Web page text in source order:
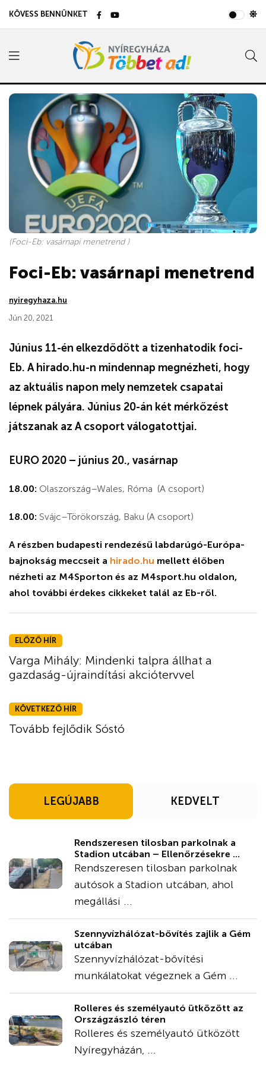
KÖVESS BENNÜNKET
(Foci-Eb: vasárnapi menetrend )
Foci-Eb: vasárnapi menetrend
nyiregyhaza.hu
Jún 20, 2021
Június 11-én elkezdődött a tizenhatodik foci-
Eb. A hirado.hu-n mindennap megnézheti, hogy
az aktuális napon mely nemzetek csapatai
lépnek pályára. Június 20-án két mérkőzést
játszanak az A csoport válogatottjai.
EURO 2020 – június 20., vasárnap
18.00: Olaszország–Wales, Róma (A csoport)
18.00: Svájc–Törökország, Baku (A csoport)
A részben budapesti rendezésű labdarúgó-Európa-
bajnokság meccseit a hirado.hu mellett élőben
nézheti az M4Sporton és az M4sport.hu oldalon,
ahol további érdekes cikkeket talál az Eb-ről.
ELŐZŐ HÍR
Varga Mihály: Mindenki talpra állhat a
gazdaság-újraindítási akciótervvel
KÖVETKEZŐ HÍR
Tovább fejlődik Sóstó
LEGÚJABB KEDVELT
Rendszeresen tilosban parkolnak a
Stadion utcában – Ellenőrzésekre ...
Rendszeresen tilosban parkolnak
autósok a Stadion utcában, ahol
megállási ...
Szennyvízhálózat-bővítés zajlik a Gém
utcában
Szennyvízhálózat-bővítési
munkálatokat végeznek a Gém ...
Rolleres és személyautó ütközött az
Országzászló téren
Rolleres és személyautó ütközött
Nyíregyházán, ...